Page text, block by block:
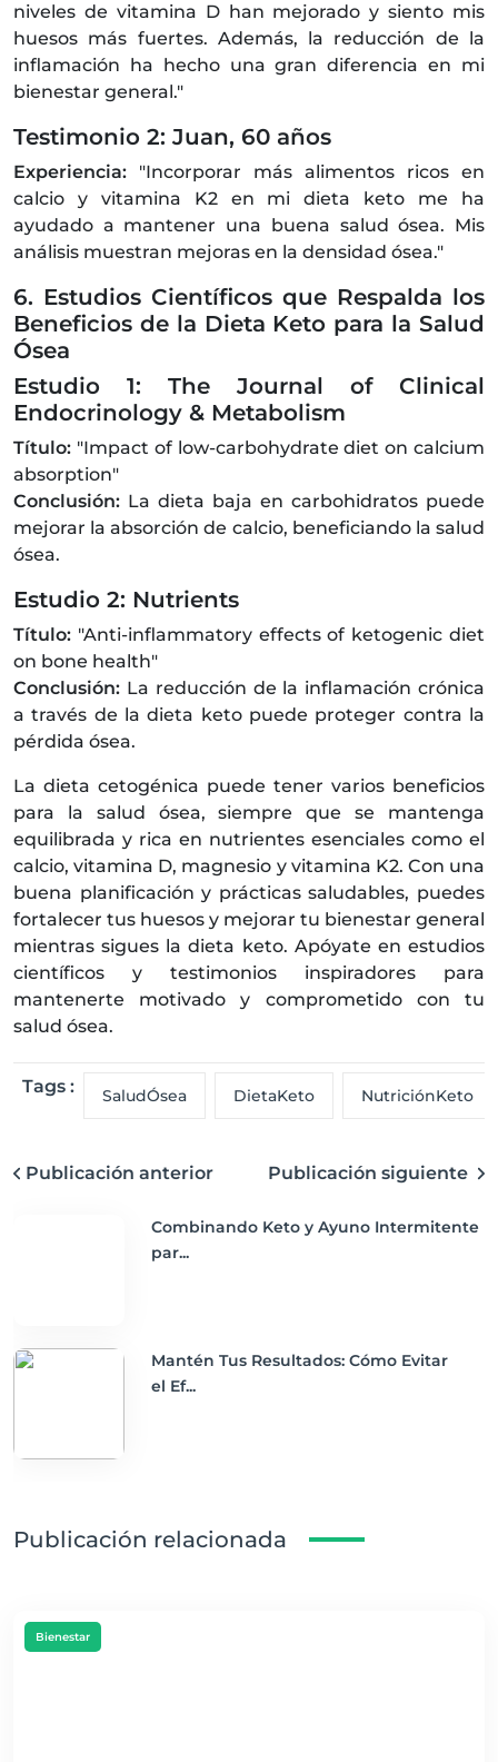
niveles de vitamina D han mejorado y siento mis
huesos más fuertes. Además, la reducción de la
inflamación ha hecho una gran diferencia en mi
bienestar general."
Testimonio 2: Juan, 60 años
Experiencia: "Incorporar más alimentos ricos en
calcio y vitamina K2 en mi dieta keto me ha
ayudado a mantener una buena salud ósea. Mis
análisis muestran mejoras en la densidad ósea."
6. Estudios Científicos que Respalda los
Beneficios de la Dieta Keto para la Salud
Ósea
Estudio 1: The Journal of Clinical
Endocrinology & Metabolism
Título: "Impact of low-carbohydrate diet on calcium
absorption"
Conclusión: La dieta baja en carbohidratos puede
mejorar la absorción de calcio, beneficiando la salud
ósea.
Estudio 2: Nutrients
Título: "Anti-inflammatory effects of ketogenic diet
on bone health"
Conclusión: La reducción de la inflamación crónica
a través de la dieta keto puede proteger contra la
pérdida ósea.
La dieta cetogénica puede tener varios beneficios
para la salud ósea, siempre que se mantenga
equilibrada y rica en nutrientes esenciales como el
calcio, vitamina D, magnesio y vitamina K2. Con una
buena planificación y prácticas saludables, puedes
fortalecer tus huesos y mejorar tu bienestar general
mientras sigues la dieta keto. Apóyate en estudios
científicos y testimonios inspiradores para
mantenerte motivado y comprometido con tu
salud ósea.
Tags : SaludÓsea DietaKeto NutriciónKeto
Publicación anterior Publicación siguiente
Combinando Keto y Ayuno Intermitente
par...
Mantén Tus Resultados: Cómo Evitar
el Ef...
Publicación relacionada
Bienestar